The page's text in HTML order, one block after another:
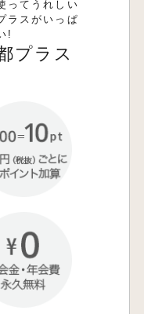
ってうれしい
ラスがいっぱ
!
プラス